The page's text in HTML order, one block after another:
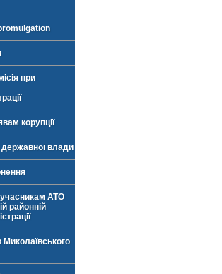
при
корупції
державної влади
АТО
районній
Миколаївського